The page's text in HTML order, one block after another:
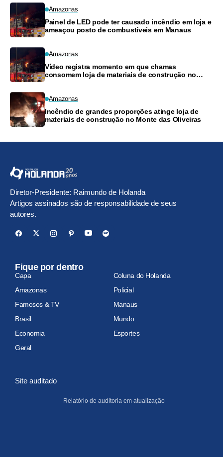
Amazonas
Painel de LED pode ter causado incêndio em loja e
ameaçou posto de combustíveis em Manaus
Amazonas
Vídeo registra momento em que chamas
consomem loja de materiais de construção no
Amazonas
Incêndio de grandes proporções atinge loja de
materiais de construção no Monte das Oliveiras
Diretor-Presidente: Raimundo de Holanda
Artigos assinados são de responsabilidade de seus
autores.
Fique por dentro
Capa
Coluna do Holanda
Amazonas
Policial
Famosos & TV
Manaus
Brasil
Mundo
Economia
Esportes
Geral
Site auditado
Relatório de auditoria em atualização